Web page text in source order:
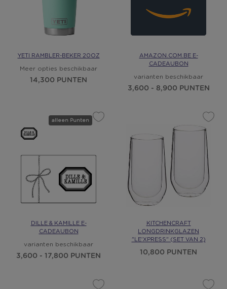
YETI RAMBLER-BEKER 20OZ
Meer opties beschikbaar
14,300 PUNTEN
AMAZON.COM.BE E-
CADEAUBON
varianten beschikbaar
3,600 - 8,900 PUNTEN
alleen Punten
DILLE & KAMILLE E-
CADEAUBON
varianten beschikbaar
3,600 - 17,800 PUNTEN
KITCHENCRAFT
LONGDRINKGLAZEN
"LE'XPRESS" (SET VAN 2)
10,800 PUNTEN